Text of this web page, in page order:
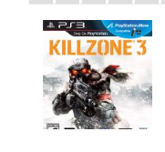
Next